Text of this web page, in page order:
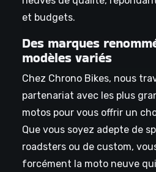
et budgets.
Des marques
modèles variés
Chez Chrono Bikes, nous
partenariat avec les plus
motos pour vous offrir un
Que vous soyez adepte de
roadsters ou de custom,
forcément la moto neuve